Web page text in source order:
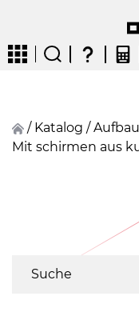
CZENDEFRFIN
/ Katalog /
Mit schirmen aus